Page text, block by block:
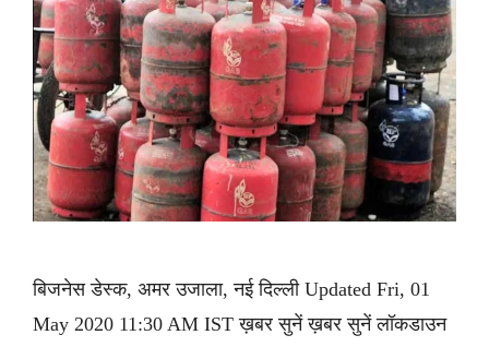
बिजनेस डेस्क, अमर उजाला, नई दिल्ली Updated Fri, 01
May 2020 11:30 AM IST ख़बर सुनें ख़बर सुनें लॉकडाउन